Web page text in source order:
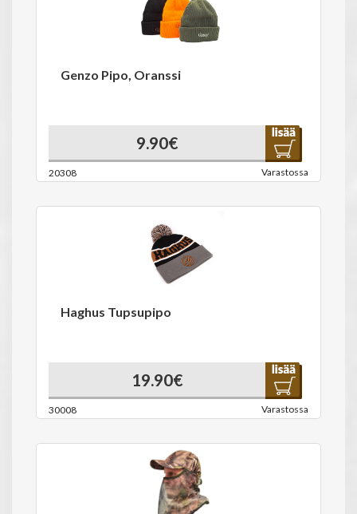
Genzo Pipo, Oranssi
9.90€
20308 Varastossa
Haghus Tupsupipo
19.90€
30008 Varastossa